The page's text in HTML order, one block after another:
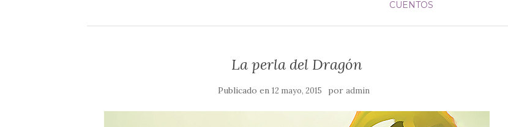
CUENTOS
La perla del Dragón
Publicado en12 mayo, 2015 poradmin